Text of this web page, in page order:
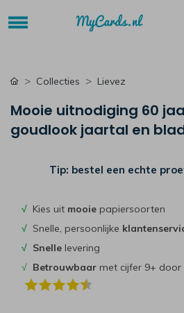
Collecties Lievez
Mooie uitnodiging 60
goudlook jaartal en
Tip: bestel een echte
√ Kies uit mooie papiersoorten
√ Snelle, persoonlijke
√ Snelle levering
√ Betrouwbaar met cijfer 9+ door